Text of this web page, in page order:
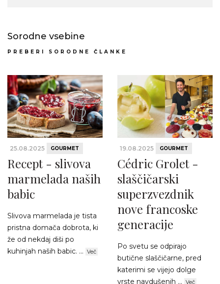
Sorodne vsebine
PREBERI SORODNE ČLANKE
25.08.2025 GOURMET
Recept - slivova
marmelada naših
babic
Slivova marmelada je tista
pristna domača dobrota, ki
že od nekdaj diši po
kuhinjah naših babic. ... Več
19.08.2025 GOURMET
Cédric Grolet -
slaščičarski
superzvezdnik
nove francoske
generacije
Po svetu se odpirajo
butične slaščičarne, pred
katerimi se vijejo dolge
vrste navdušenih ... Več